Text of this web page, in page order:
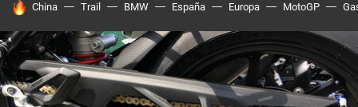
HOY SE HABLA DE
China Trail BMW España Europa MotoGP